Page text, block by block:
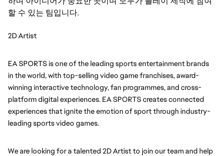
할 수 있는 팀입니다.
2D Artist
EA SPORTS is one of the leading sports entertainment brands
in the world, with top-selling video game franchises, award-
winning interactive technology, fan programmes, and cross-
platform digital experiences. EA SPORTS creates connected
experiences that ignite the emotion of sport through industry-
leading sports video games.
We are looking for a talented 2D Artist to join our team and help